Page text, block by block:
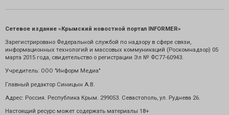
Сетевое издание «Крымский новостной портал INFORMER»
Зарегистрировано Федеральной службой по надзору в сфере связи,
информационных технологий и массовых коммуникаций (Роскомнадзор) 05
марта 2015 года, свидетельство о регистрации Эл № ФС77-60943.
Учредитель: ООО "Информ Медиа"
Главный редактор Синицын А.В.
Адрес: Россия. Республика Крым. 299053. Севастополь, ул. Руднева 26.
Настоящий ресурс может содержать материалы 18+